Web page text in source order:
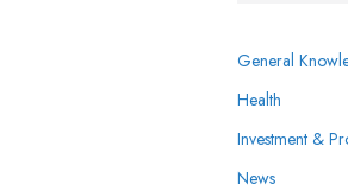
General
Health
Investment &
News